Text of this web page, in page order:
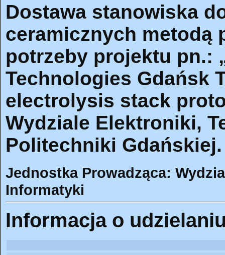
Dostawa stanowiska
ceramicznych metodą
potrzeby projektu pn.:
Technologies Gdańsk
electrolysis stack
Wydziale Elektroniki,
Politechniki Gdańskiej.
Jednostka Prowadząca:
Informatyki
Informacja o